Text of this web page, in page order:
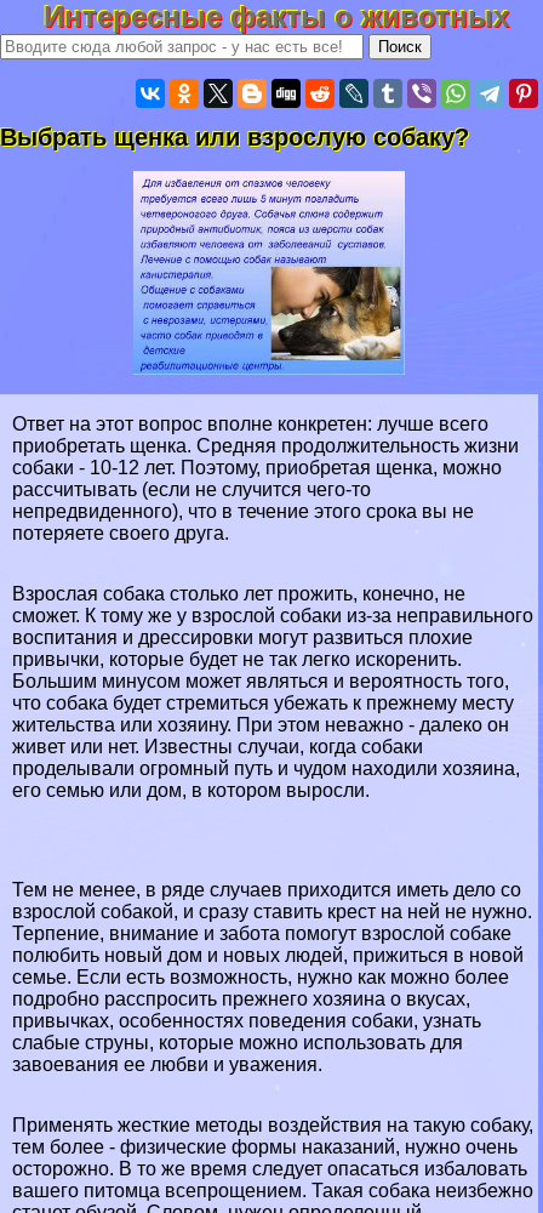
Интересные факты о животных
Выбрать щенка или взрослую собаку?
Ответ на этот вопрос вполне конкретен: лучше всего
приобретать щенка. Средняя продолжительность жизни
собаки - 10-12 лет. По­этому, приобретая щенка, можно
рассчитывать (если не случится чего-то
непредвиденного), что в течение этого срока вы не
потеряете своего друга.
Взрослая собака столько лет прожить, конечно, не
сможет. К тому же у взрослой собаки из-за неправильного
воспитания и дрессировки могут развиться плохие
привычки, которые будет не так легко искоренить.
Большим минусом может являться и вероятность того,
что собака будет стремиться убежать к прежнему месту
жительства или хозяину. При этом неважно - далеко он
живет или нет. Известны случаи, когда собаки
проделывали огромный путь и чудом находили хозяина,
его семью или дом, в котором выросли.
Тем не менее, в ряде случаев приходится иметь дело со
взрослой собакой, и сразу ставить крест на ней не нужно.
Терпение, внимание и забота помогут взрослой собаке
полюбить новый дом и новых людей, прижиться в новой
семье. Если есть возможность, нужно как можно более
подробно расспросить прежнего хозяина о вкусах,
привычках, особенностях поведения собаки, узнать
слабые струны, которые можно использовать для
завоевания ее любви и уважения.
Применять жесткие методы воздействия на такую собаку,
тем более - физические формы наказаний, нужно очень
осторожно. В то же время следует опасаться избаловать
вашего питомца всепрощением. Такая собака неизбежно